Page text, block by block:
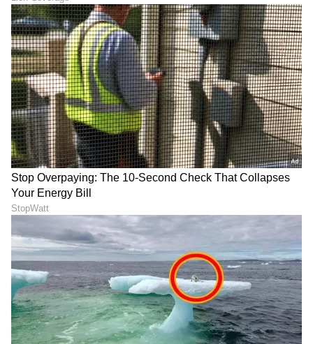
ಗಾಯದ ಬಳಿಕ ಮದುವೆ ಫೋಟೋ
ನೋಡ್ತಿದ್ದೀನಿ: ಆರೋಗ್ಯದ ಗುಟ್ಟು
ಬಿಚ್ಚಿಟ್ಟ ರಶ್ಮಿಕಾ ಮಂದಣ್ಣ
ಅಮಿತಾಬ್‌ ಬಚ್ಚನ್‌ ಗೆ ಕೆಲ್ಸ
ಕಳೆದುಕೊಳ್ಳುವ ಭಯ! 24 ಗಂಟೆ
ನಿರಂತರ ಕೆಲಸ ಮಾಡಿದ 83
ವರ್ಷದ ಬಿಗ್‌ ಬಿ
LATEST VIDEOS
"ರಾಜಕೀಯ ಬೇಡ, ಸಿನಿಮಾನೇ ಪ್ರಾಣ":
ಕನಕೋತ್ಸವದಲ್ಲಿ ರಿಷಬ್ ಶೆಟ್ಟಿ | Rishab
Shetty speech | Suvarna News
ಶೇ.50 ರಿಂದ ಶೇ.18 ಕ್ಕೆ TAX ಇಳಿಕೆ: ಮೋದಿ-
ಟ್ರಂಪ್ ಐತಿಹಾಸಿಕ ಒಪ್ಪಂದ | India US
Trade Deal | Party Rounds